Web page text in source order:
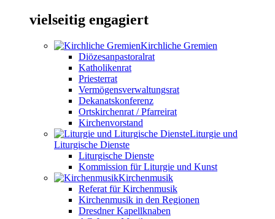
vielseitig engagiert
Kirchliche Gremien
Diözesanpastoralrat
Katholikenrat
Priesterrat
Vermögensverwaltungsrat
Dekanatskonferenz
Ortskirchenrat / Pfarreirat
Kirchenvorstand
Liturgie und
Liturgische Dienste
Liturgische Dienste
Kommission für Liturgie und Kunst
Kirchenmusik
Referat für Kirchenmusik
Kirchenmusik in den Regionen
Dresdner Kapellknaben